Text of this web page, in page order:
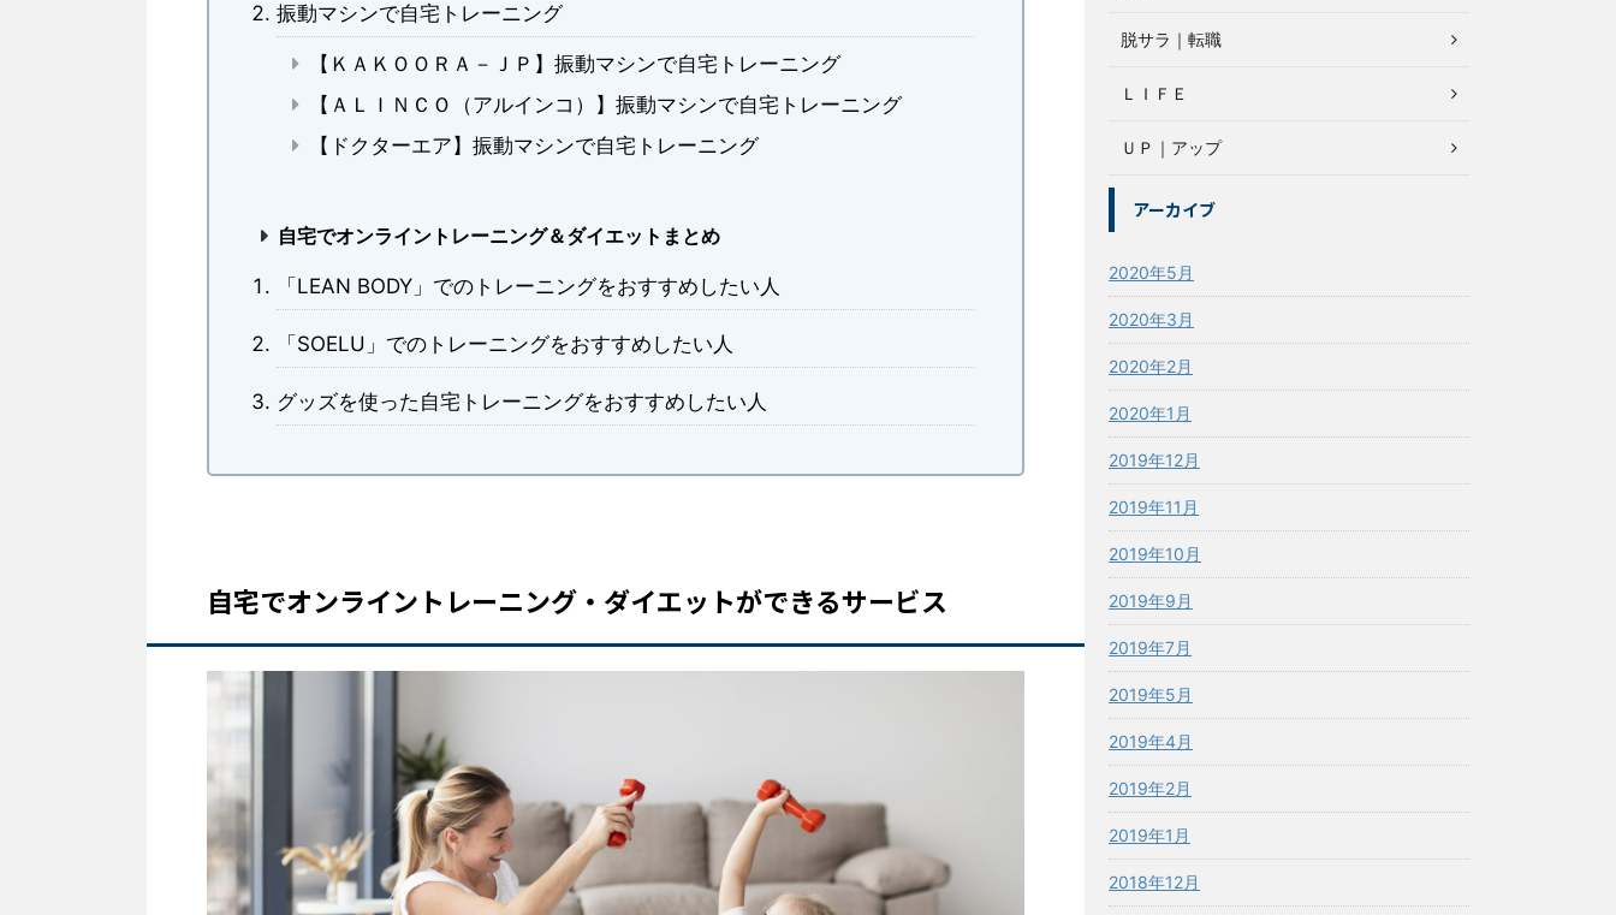
振動マシンで自宅トレーニング
【ＫＡＫＯＯＲＡ－ＪＰ】振動マシンで自宅トレーニング
【ＡＬＩＮＣＯ（アルインコ）】振動マシンで自宅トレーニング
【ドクターエア】振動マシンで自宅トレーニング
自宅でオンライントレーニング＆ダイエットまとめ
「LEAN BODY」でのトレーニングをおすすめしたい人
「SOELU」でのトレーニングをおすすめしたい人
グッズを使った自宅トレーニングをおすすめしたい人
自宅でオンライントレーニング・ダイエットができるサービス
脱サラ｜転職
ＬＩＦＥ
ＵＰ｜アップ
アーカイブ
2020年5月
2020年3月
2020年2月
2020年1月
2019年12月
2019年11月
2019年10月
2019年9月
2019年7月
2019年5月
2019年4月
2019年2月
2019年1月
2018年12月